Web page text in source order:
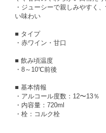
・ジューシーで親しみやすく
い味わい
■ タイプ
・赤ワイン・甘口
■ 飲み頃温度
・8～10℃前後
■ 基本情報
・アルコール度数：12〜13％
・内容量：720ml
・栓：コルク栓